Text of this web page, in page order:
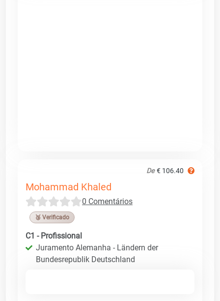
De € 106.40
Mohammad Khaled
0 Comentários
🥉 Verificado
C1 - Profissional
Juramento Alemanha - Ländern der
Bundesrepublik Deutschland